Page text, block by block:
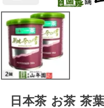
日本茶 お茶 茶